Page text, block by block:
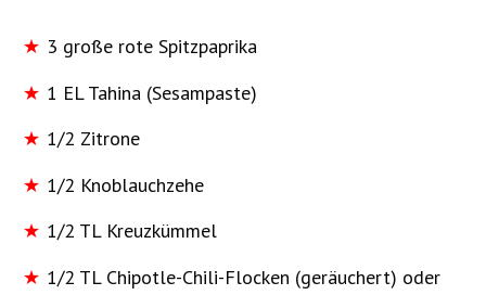
3 große rote Spitzpaprika
1 EL Tahina (Sesampaste)
1/2 Zitrone
1/2 Knoblauchzehe
1/2 TL Kreuzkümmel
1/2 TL Chipotle-Chili-Flocken (geräuchert) oder